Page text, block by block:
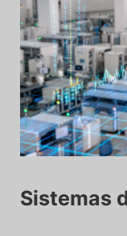
Sistemas